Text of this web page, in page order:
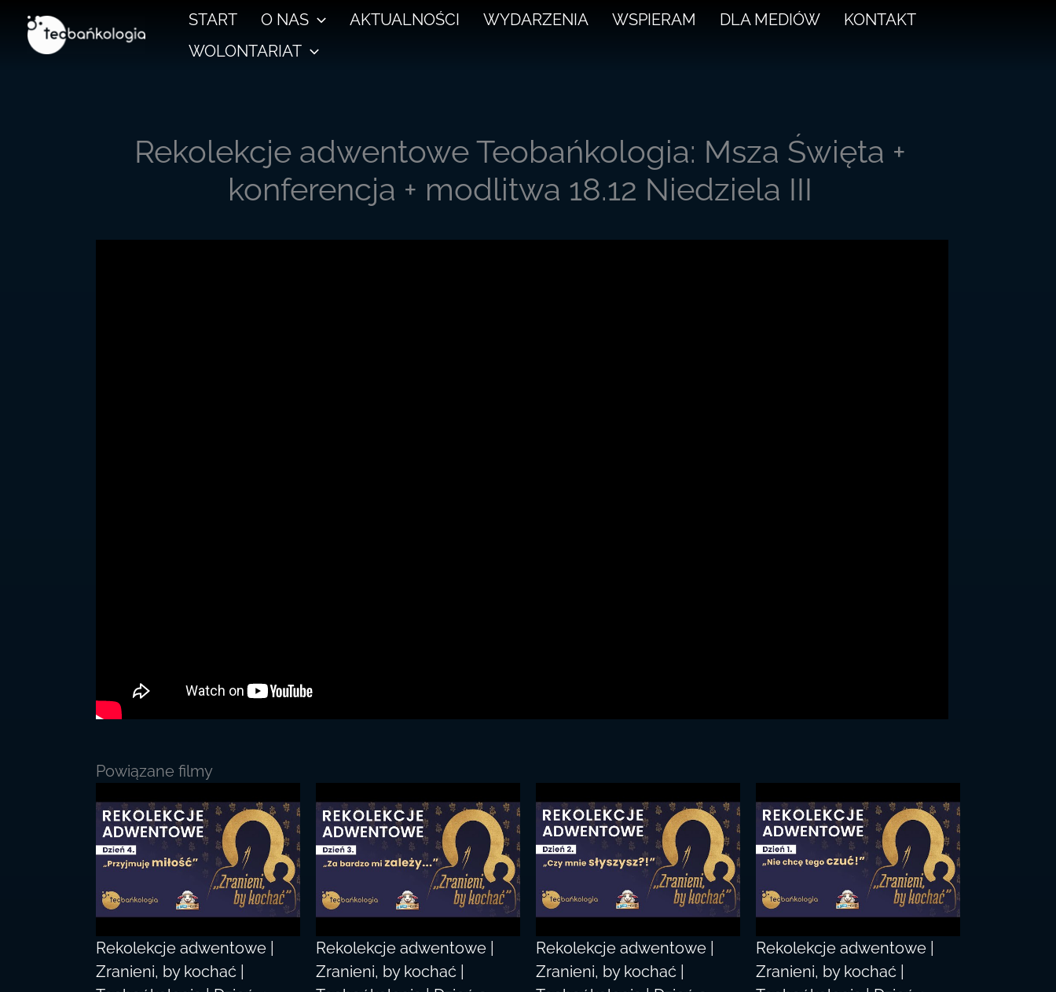
Przejdź
treści
START O NAS AKTUALNOŚCI WYDARZENIA WSPIERAM DLA MEDIÓW
KONTAKT
WOLONTARIAT
Rekolekcje adwentowe Teobańkologia: Msza Święta +
konferencja + modlitwa 18.12 Niedziela III
Powiązane filmy
Rekolekcje adwentowe |
Zranieni, by kochać |
Rekolekcje adwentowe |
Zranieni, by kochać |
Rekolekcje adwentowe |
Zranieni, by kochać |
Rekolekcje adwentowe |
Zranieni, by kochać |